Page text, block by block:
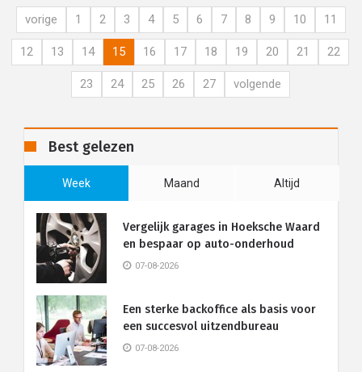
vorige 1 2 3 4 5 6 7 8 9 10 11
12 13 14 15 16 17 18 19 20 21 22
23 24 25 26 27 volgende
Best gelezen
Week Maand Altijd
Vergelijk garages in Hoeksche Waard
en bespaar op auto-onderhoud
07-08-2026
Een sterke backoffice als basis voor
een succesvol uitzendbureau
07-08-2026